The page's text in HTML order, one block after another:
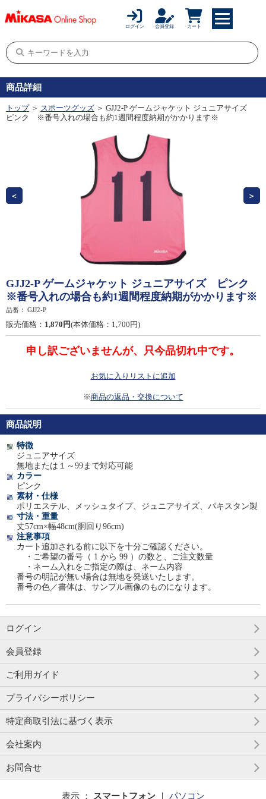
ログイン 会員登録 カート
商品詳細
トップ ＞ スポーツグッズ ＞ GJJ2-P ゲームジャケット ジュニアサイズ
ピンク ※番号入れの場合も約1週間程度納期がかかります※
GJJ2-P ゲームジャケット ジュニアサイズ ピンク
※番号入れの場合も約1週間程度納期がかかります※
品番： GJJ2-P
販売価格： 1,870円(本体価格：1,700円)
申し訳ございませんが、只今品切れ中です。
お気に入りリストに追加
※商品の返品・交換について
商品説明
特徴
ジュニアサイズ
無地または１～99まで対応可能
カラー
ピンク
素材・仕様
ポリエステル、メッシュタイプ、ジュニアサイズ、パキスタン製
寸法・重量
丈57cm×幅48cm(胴回り96cm)
注意事項
カート追加される前に以下を十分ご確認ください。
・ご希望の番号（ 1 から 99 ）の数と、ご注文数量
・ネーム入れをご指定の際は、ネーム内容
番号の明記が無い場合は無地を発送いたします。
番号の色／書体は、サンプル画像のものになります。
ログイン
会員登録
ご利用ガイド
プライバシーポリシー
特定商取引法に基づく表示
会社案内
お問合せ
表示 ： スマートフォン｜ パソコン